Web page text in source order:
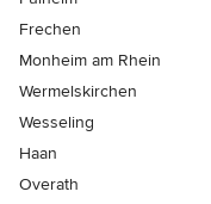
Frechen
Monheim am Rhein
Wermelskirchen
Wesseling
Haan
Overath